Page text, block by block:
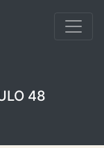
48